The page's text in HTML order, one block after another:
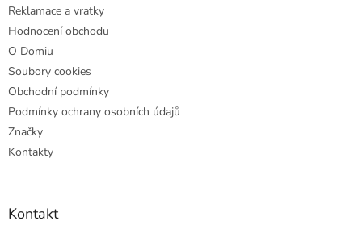
Reklamace a vratky
Hodnocení obchodu
O Domiu
Soubory cookies
Obchodní podmínky
Podmínky ochrany osobních údajů
Značky
Kontakty
Kontakt